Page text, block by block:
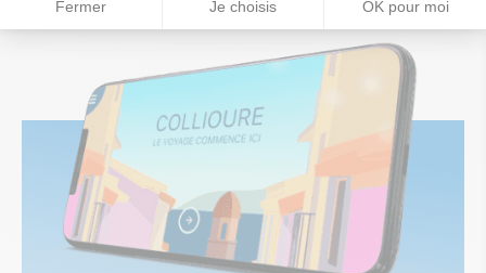
Partager sur Facebook (nouvelle fenêtre)
Partager sur X / Twitter (nouvelle
Partager sur WhatsApp
Partager par mail